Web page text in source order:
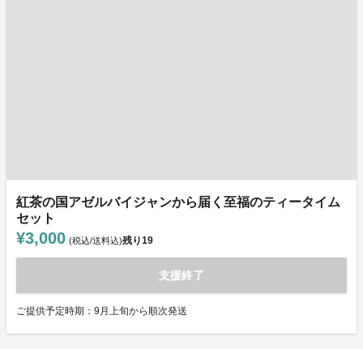
紅茶の国アゼルバイジャンから届く至福のティータイム
セット
¥3,000 (税込/送料込)残り19
支援終了
ご提供予定時期：9月上旬から順次発送